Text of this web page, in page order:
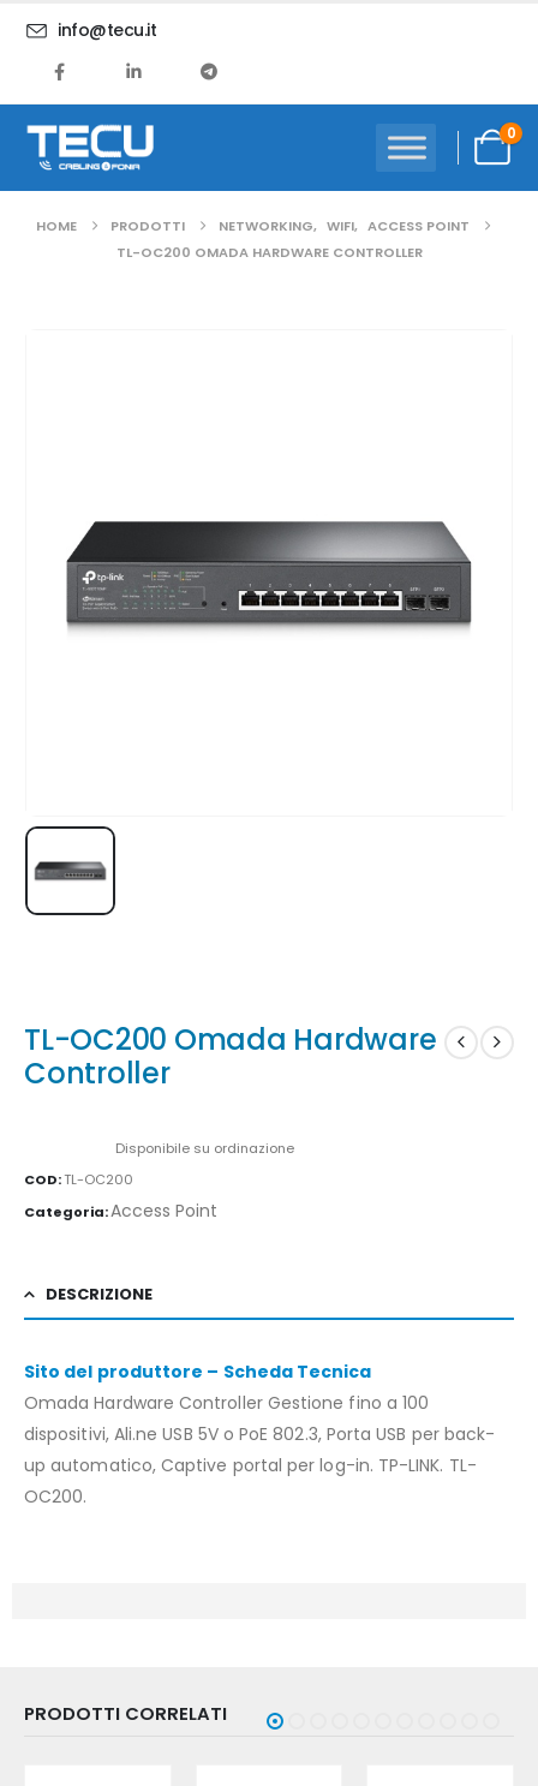
info@tecu.it
0
HOME PRODOTTI NETWORKING, WIFI, ACCESS POINT
TL-OC200 OMADA HARDWARE CONTROLLER
TL-OC200 Omada Hardware
Controller
Disponibile su ordinazione
COD:TL-OC200
Categoria:Access Point
DESCRIZIONE
Sito del produttore – Scheda Tecnica
Omada Hardware Controller Gestione fino a 100
dispositivi, Ali.ne USB 5V o PoE 802.3, Porta USB per back-
up automatico, Captive portal per log-in. TP-LINK. TL-
OC200.
PRODOTTI CORRELATI